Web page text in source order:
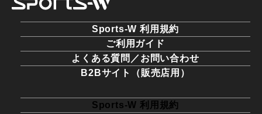
Sports-W 利用規約
ご利用ガイド
よくある質問／お問い合わせ
B2Bサイト（販売店用）
Sports-W 利用規約